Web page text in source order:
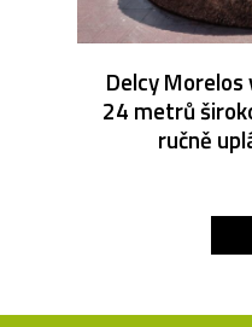
Delcy
24 metrů
ručně